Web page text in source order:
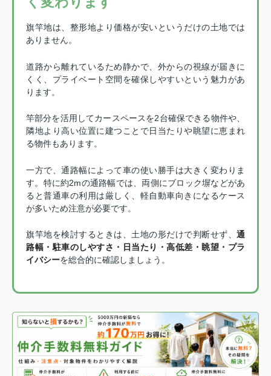
旗竿地は、整形地より価格が安いというだけの土地では
ありません。
道路から離れているため静かで、外からの視線が届きに
くく、プライベート空間を確保しやすいという魅力があ
ります。
竿部分を活用してカースペースを2台確保できる物件や、
隣地より高い位置に建つことで日当たりや眺望に恵まれ
る物件もあります。
一方で、通路幅によって車の使い勝手は大きく変わりま
す。特に約2mの通路幅では、両側にブロック塀などがあ
ると普通車の利用は厳しく、軽自動車向きになるケース
が多いため注意が必要です。
旗竿地を検討するときは、土地の形だけで判断せず、 通
路幅・駐車のしやすさ・日当たり・高低差・眺望・プラ
イバシーを総合的に確認しましょう。